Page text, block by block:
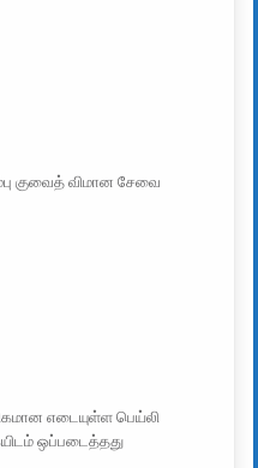
குவைத் விமான சேவை
எடையுள்ள பெய்லி
ஒப்படைத்தது